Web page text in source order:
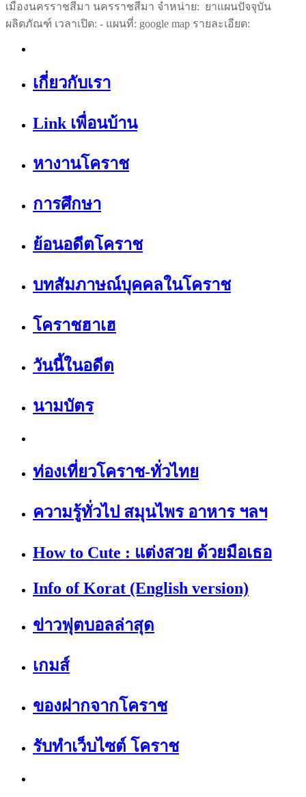
เมืองนครราชสีมา นครราชสีมา จำหน่าย: ยาแผนปัจจุบัน
ผลิตภัณฑ์ เวลาเปิด: - แผนที่: google map รายละเอียด:
เกี่ยวกับเรา
Link เพื่อนบ้าน
หางานโคราช
การศึกษา
ย้อนอดีตโคราช
บทสัมภาษณ์บุคคลในโคราช
โคราชฮาเฮ
วันนี้ในอดีต
นามบัตร
ท่องเที่ยวโคราช-ทั่วไทย
ความรู้ทั่วไป สมุนไพร อาหาร ฯลฯ
How to Cute : แต่งสวย ด้วยมือเธอ
Info of Korat (English version)
ข่าวฟุตบอลล่าสุด
เกมส์
ของฝากจากโคราช
รับทำเว็บไซต์ โคราช